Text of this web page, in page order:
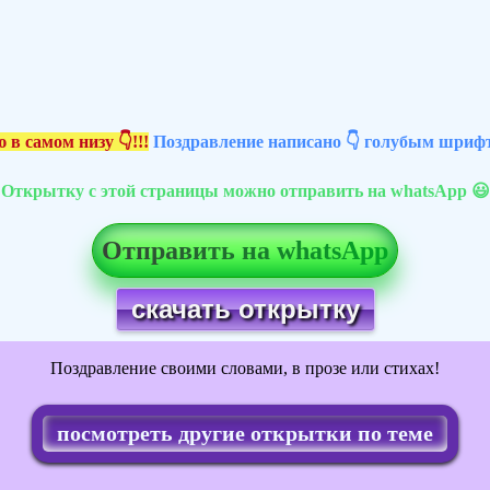
самом низу 👇!!! Поздравление написано 👇 голубым
Открытку с этой страницы можно отправить на whatsApp 😃
Отправить на whatsApp
скачать открытку
Поздравление своими словами, в прозе или стихах!
посмотреть другие открытки по теме